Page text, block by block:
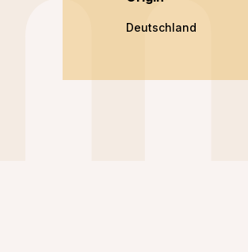
Deutschland